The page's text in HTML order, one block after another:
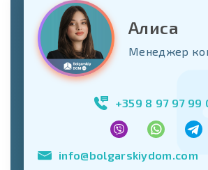
Алиса
Менеджер
+359 8 97 97 99
info@bolgarskiydom.com